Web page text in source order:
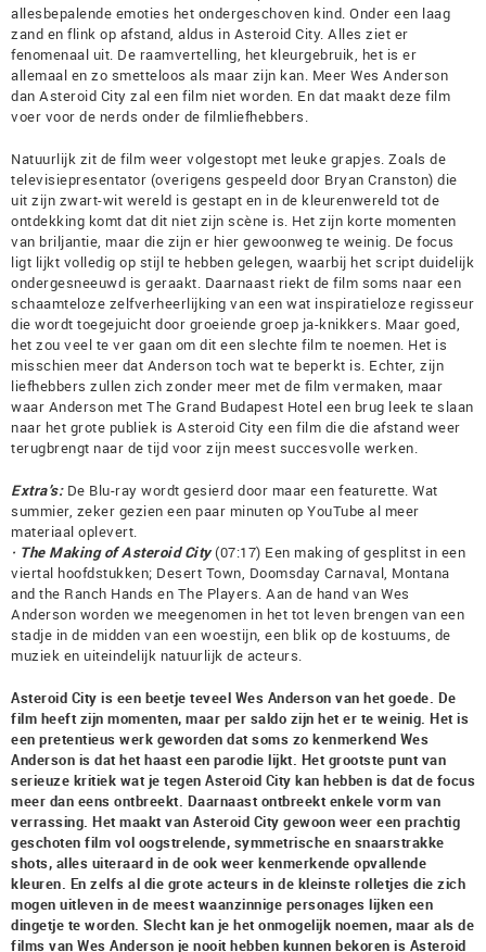
allesbepalende emoties het ondergeschoven kind. Onder een laag
zand en flink op afstand, aldus in Asteroid City. Alles ziet er
fenomenaal uit. De raamvertelling, het kleurgebruik, het is er
allemaal en zo smetteloos als maar zijn kan. Meer Wes Anderson
dan Asteroid City zal een film niet worden. En dat maakt deze film
voer voor de nerds onder de filmliefhebbers.
Natuurlijk zit de film weer volgestopt met leuke grapjes. Zoals de
televisiepresentator (overigens gespeeld door Bryan Cranston) die
uit zijn zwart-wit wereld is gestapt en in de kleurenwereld tot de
ontdekking komt dat dit niet zijn scène is. Het zijn korte momenten
van briljantie, maar die zijn er hier gewoonweg te weinig. De focus
ligt lijkt volledig op stijl te hebben gelegen, waarbij het script duidelijk
ondergesneeuwd is geraakt. Daarnaast riekt de film soms naar een
schaamteloze zelfverheerlijking van een wat inspiratieloze regisseur
die wordt toegejuicht door groeiende groep ja-knikkers. Maar goed,
het zou veel te ver gaan om dit een slechte film te noemen. Het is
misschien meer dat Anderson toch wat te beperkt is. Echter, zijn
liefhebbers zullen zich zonder meer met de film vermaken, maar
waar Anderson met The Grand Budapest Hotel een brug leek te slaan
naar het grote publiek is Asteroid City een film die die afstand weer
terugbrengt naar de tijd voor zijn meest succesvolle werken.
Extra’s:De Blu-ray wordt gesierd door maar een featurette. Wat
summier, zeker gezien een paar minuten op YouTube al meer
materiaal oplevert.
· The Making of Asteroid City(07:17) Een making of gesplitst in een
viertal hoofdstukken; Desert Town, Doomsday Carnaval, Montana
and the Ranch Hands en The Players. Aan de hand van Wes
Anderson worden we meegenomen in het tot leven brengen van een
stadje in de midden van een woestijn, een blik op de kostuums, de
muziek en uiteindelijk natuurlijk de acteurs.
Asteroid City is een beetje teveel Wes Anderson van het goede. De
film heeft zijn momenten, maar per saldo zijn het er te weinig. Het is
een pretentieus werk geworden dat soms zo kenmerkend Wes
Anderson is dat het haast een parodie lijkt. Het grootste punt van
serieuze kritiek wat je tegen Asteroid City kan hebben is dat de focus
meer dan eens ontbreekt. Daarnaast ontbreekt enkele vorm van
verrassing. Het maakt van Asteroid City gewoon weer een prachtig
geschoten film vol oogstrelende, symmetrische en snaarstrakke
shots, alles uiteraard in de ook weer kenmerkende opvallende
kleuren. En zelfs al die grote acteurs in de kleinste rolletjes die zich
mogen uitleven in de meest waanzinnige personages lijken een
dingetje te worden. Slecht kan je het onmogelijk noemen, maar als de
films van Wes Anderson je nooit hebben kunnen bekoren is Asteroid